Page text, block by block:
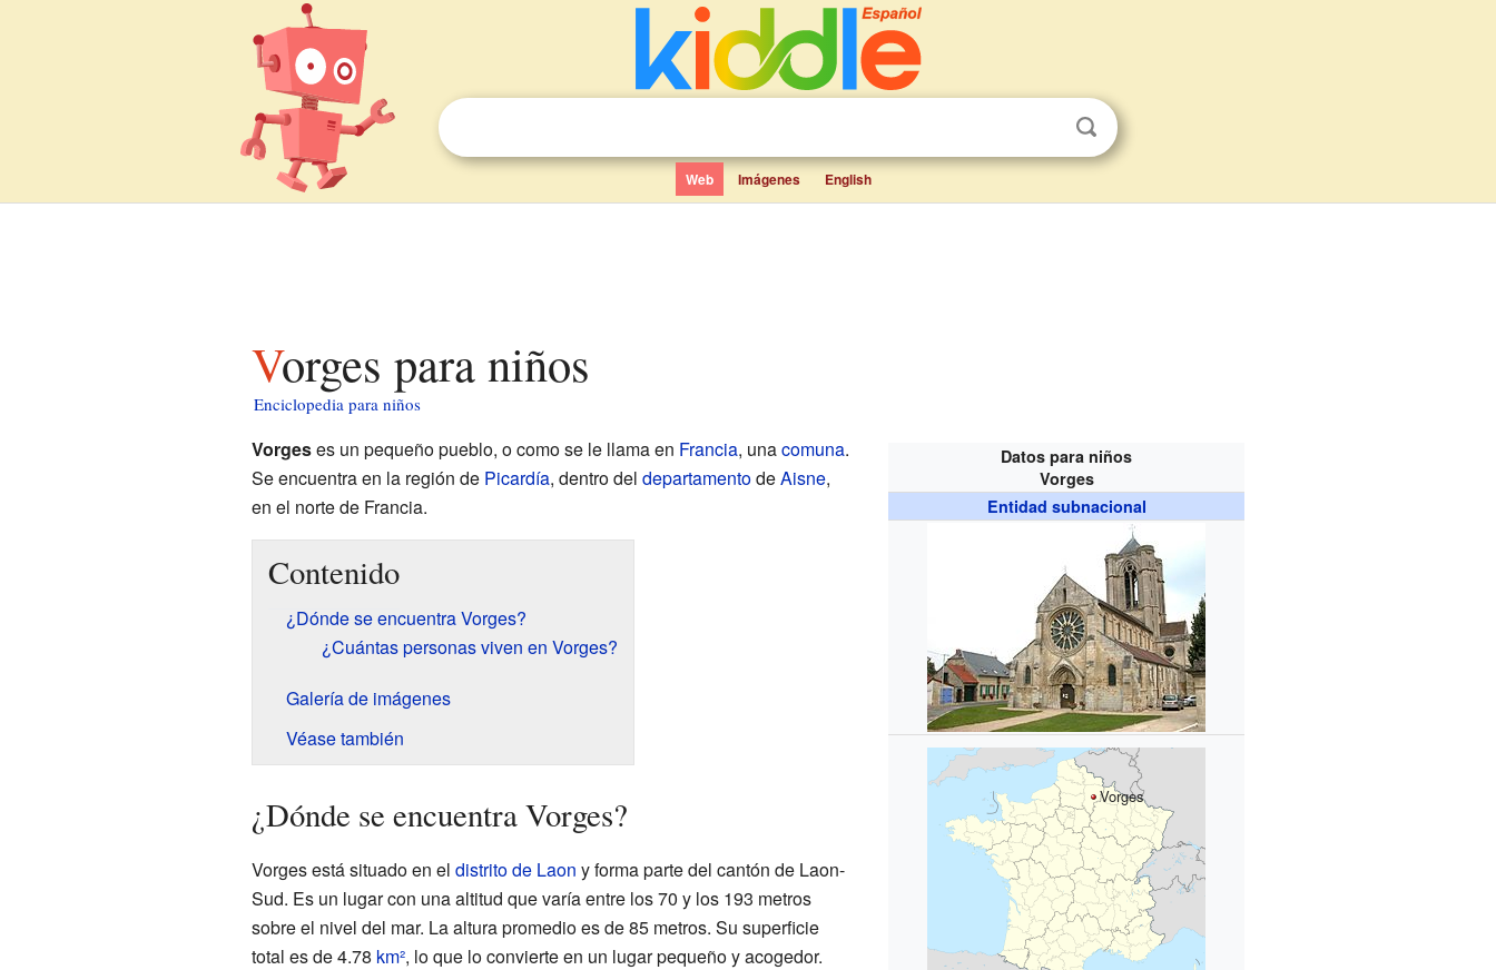
Web Imágenes English
Vorges para niños
Enciclopedia para niños
Datos para niños
Vorges
Entidad subnacional
Vorges
Vorgeses un pequeño pueblo, o como se le llama en Francia, unacomuna.
Se encuentra en la región de Picardía, dentro del departamentodeAisne,
en el norte de Francia.
Contenido
¿Dónde se encuentra Vorges?
¿Cuántas personas viven en Vorges?
Galería de imágenes
Véase también
¿Dónde se encuentra Vorges?
Vorges está situado en el distrito de Laon y forma parte del cantón de Laon-
Sud. Es un lugar con una altitud que varía entre los 70 y los 193 metros
sobre el nivel del mar. La altura promedio es de 85 metros. Su superficie
total es de 4.78 km², lo que lo convierte en un lugar pequeño y acogedor.